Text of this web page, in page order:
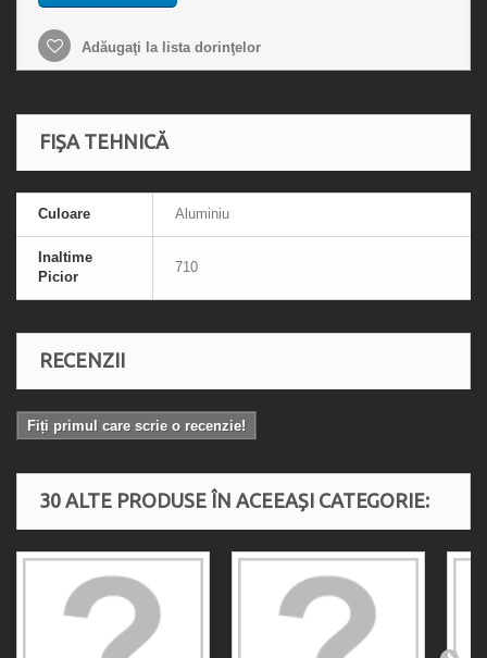
Adăugaţi la lista dorinţelor
FIȘA TEHNICĂ
Culoare Aluminiu
Inaltime
Picior
710
RECENZII
Fiți primul care scrie o recenzie!
30 ALTE PRODUSE ÎN ACEEAȘI CATEGORIE: